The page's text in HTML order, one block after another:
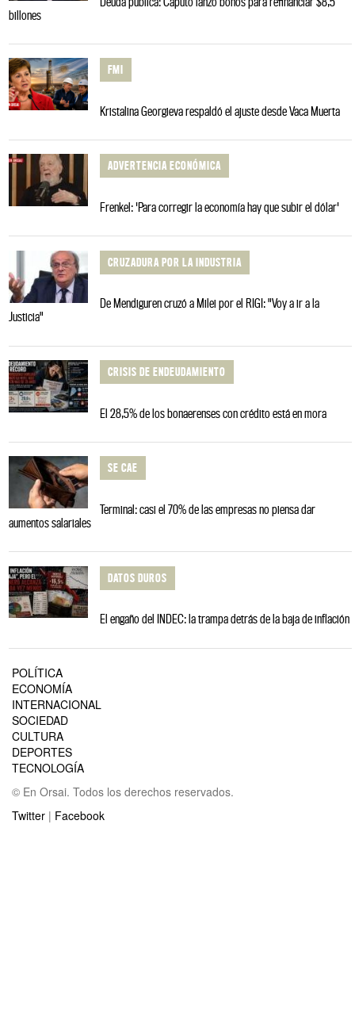
billones
FMI
Kristalina Georgieva respaldó el ajuste desde Vaca Muerta
ADVERTENCIA ECONÓMICA
Frenkel: 'Para corregir la economía hay que subir el dólar'
CRUZADURA POR LA INDUSTRIA
De Mendiguren cruzó a Milei por el RIGI: "Voy a ir a la
Justicia"
CRISIS DE ENDEUDAMIENTO
El 28,5% de los bonaerenses con crédito está en mora
SE CAE
Terminal: casi el 70% de las empresas no piensa dar
aumentos salariales
DATOS DUROS
El engaño del INDEC: la trampa detrás de la baja de inflación
POLÍTICA
ECONOMÍA
INTERNACIONAL
SOCIEDAD
CULTURA
DEPORTES
TECNOLOGÍA
© En Orsai. Todos los derechos reservados.
Twitter | Facebook